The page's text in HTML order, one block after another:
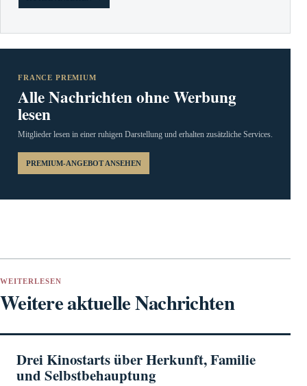
FRANCE PREMIUM
Alle Nachrichten ohne Werbung
lesen
Mitglieder lesen in einer ruhigen Darstellung und erhalten zusätzliche Services.
PREMIUM-ANGEBOT ANSEHEN
WEITERLESEN
Weitere aktuelle Nachrichten
Drei Kinostarts über Herkunft, Familie
und Selbstbehauptung